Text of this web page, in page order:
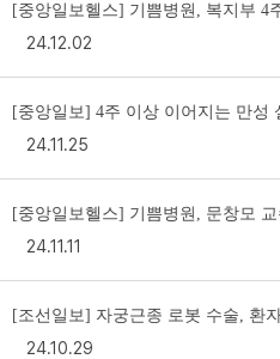
[중앙일보헬스] 기쁨병원, 복지부 4
24.12.02
[중앙일보] 4주 이상 이어지는 만성
24.11.25
[중앙일보헬스] 기쁨병원, 문창모
24.11.11
[조선일보] 자궁근종 로봇 수술, 환
24.10.29